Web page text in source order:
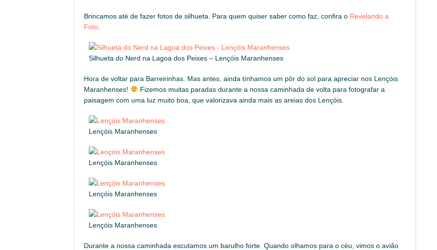
Brincamos até de fazer fotos de silhueta. Para quem quiser saber como faz, confira o Revelando a
Foto
Silhueta do Nerd na Lagoa dos Peixes – Lençóis Maranhenses
Hora de voltar para Barreirinhas. Mas antes, ainda tínhamos um pôr do sol para apreciar nos Lençóis
Maranhenses!
Fizemos muitas paradas durante a nossa caminhada de volta para fotografar a
paisagem com uma luz muito boa, que valorizava ainda mais as areias dos Lençóis.
Lençóis Maranhenses
Lençóis Maranhenses
Lençóis Maranhenses
Lençóis Maranhenses
Durante a nossa caminhada escutamos um barulho forte. Quando olhamos para o céu, vimos o avião